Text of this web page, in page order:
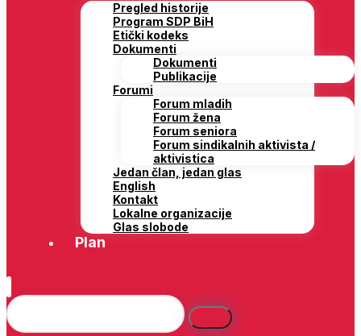
Pregled historije
Program SDP BiH
Etički kodeks
Dokumenti
Dokumenti
Publikacije
Forumi
Forum mladih
Forum žena
Forum seniora
Forum sindikalnih aktivista /
aktivistica
Jedan član, jedan glas
English
Kontakt
Lokalne organizacije
Glas slobode
Plan